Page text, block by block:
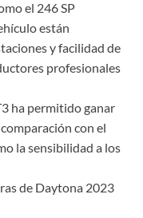
el 246 SP
están
y facilidad de
profesionales
ha permitido ganar
con el
la sensibilidad a los
de Daytona 2023